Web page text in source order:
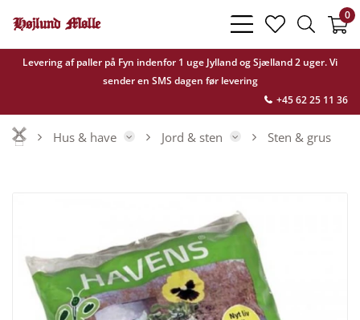
Levering af paller på Fyn indenfor 1 uge Jylland og Sjælland 2 uger. Vi
sender en SMS dagen før levering
+45 62 25 11 36
bars
light
heart
light
search
light
0
Hus & have Jord & sten Sten & grus